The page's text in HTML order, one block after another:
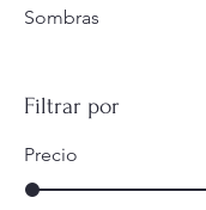
Sombras
Filtrar por
Precio